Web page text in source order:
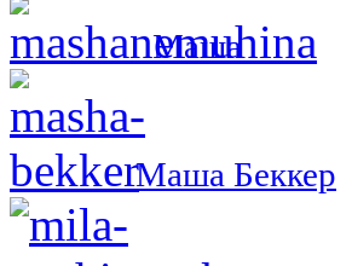
Маша
Маша Беккер